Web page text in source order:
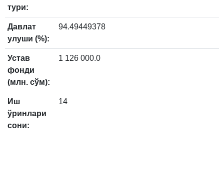
тури:
Давлат
улуши (%):
94.49449378
Устав
фонди
(млн. сўм):
1 126 000.0
Иш
ўринлари
сони:
14